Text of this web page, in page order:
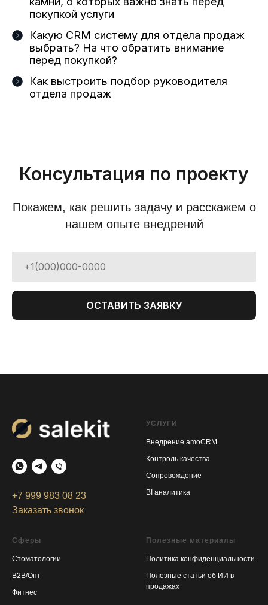
покупкой услуги
Какую CRM систему для отдела продаж
выбрать? На что обратить внимание
перед покупкой?
Как выстроить подбор руководителя
отдела продаж
Консультация по проекту
Покажем, как решить задачу и расскажем о
нашем опыте внедрений
ОСТАВИТЬ ЗАЯВКУ
+7 999 983 08 23
Заказать звонок
УСЛУГИ
Внедрение amoCRM
Контроль качества
Сопровождение
BI аналитика
Сферы
Стоматологии
B2B/Опт
Фитнес
Полезные материалы
Политика конфиденциальности
Полезные статьи об ИИ в
продажах